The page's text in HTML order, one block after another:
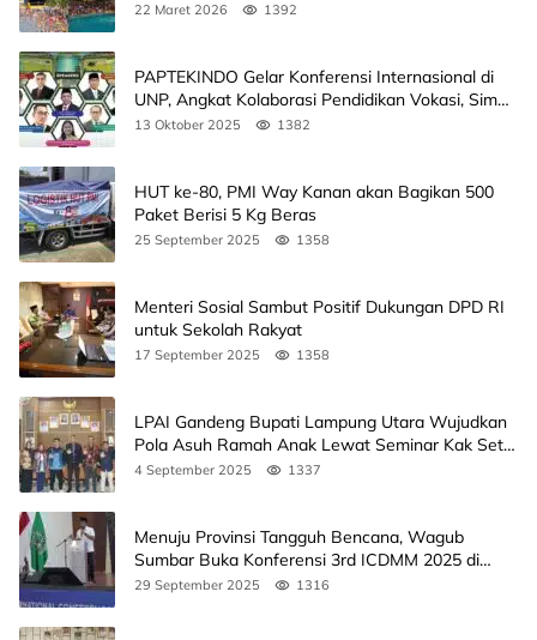
22 Maret 2026 1392
PAPTEKINDO Gelar Konferensi Internasional di
UNP, Angkat Kolaborasi Pendidikan Vokasi, Simak
Agendanya
13 Oktober 2025 1382
HUT ke-80, PMI Way Kanan akan Bagikan 500
Paket Berisi 5 Kg Beras
25 September 2025 1358
Menteri Sosial Sambut Positif Dukungan DPD RI
untuk Sekolah Rakyat
17 September 2025 1358
LPAI Gandeng Bupati Lampung Utara Wujudkan
Pola Asuh Ramah Anak Lewat Seminar Kak Seto,
Ini Jadwalnya
4 September 2025 1337
Menuju Provinsi Tangguh Bencana, Wagub
Sumbar Buka Konferensi 3rd ICDMM 2025 di
Unand
29 September 2025 1316